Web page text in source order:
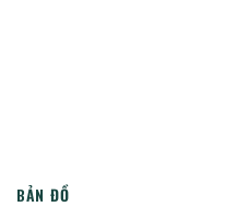
BẢN ĐỒ